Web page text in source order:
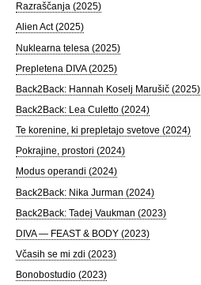
Razraščanja (2025)
Alien Act (2025)
Nuklearna telesa (2025)
Prepletena DIVA (2025)
Back2Back: Hannah Koselj Marušič (2025)
Back2Back: Lea Culetto (2024)
Te korenine, ki prepletajo svetove (2024)
Pokrajine, prostori (2024)
Modus operandi (2024)
Back2Back: Nika Jurman (2024)
Back2Back: Tadej Vaukman (2023)
DIVA — FEAST & BODY (2023)
Včasih se mi zdi (2023)
Bonobostudio (2023)